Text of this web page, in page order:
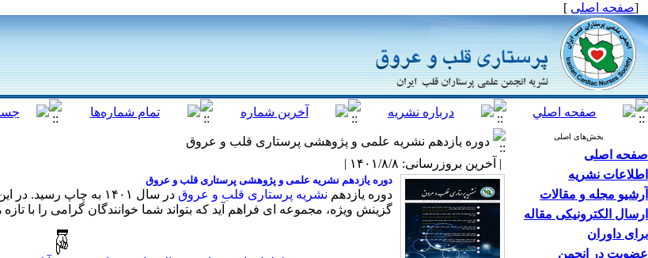
[صفحه اصلی ]
بخش‌های اصلی
صفحه اصلی
اطلاعات نشریه
آرشیو مجله و مقالات
ارسال الکترونیکی مقاله
برای داوران
عضویت در انجمن
دوره یازدهم نشریه علمی و پژوهشی پرستاری قلب و عروق
| آخرین بروزرسانی: ۱۴۰۱/۸/۸ |
دوره یازدهم نشریه علمی و پژوهشی پرستاری قلب و عروق
دوره یازدهم نشریه پرستاری قلب و عروق
در سال ۱۴۰۱ به چاپ
گزینش ویژه، مجموعه ای فراهم آید که بتواند شما خوانندگان گرامی را با